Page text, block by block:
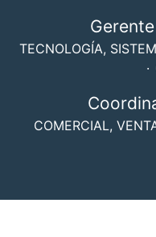
TECNOLOGÍA,
·
COMERCIAL,